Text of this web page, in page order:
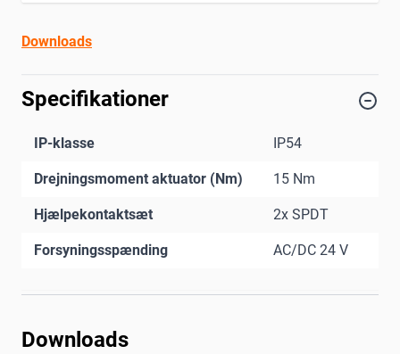
Downloads
Specifikationer
IP-klasse IP54
Drejningsmoment aktuator (Nm) 15 Nm
Hjælpekontaktsæt 2x SPDT
Forsyningsspænding AC/DC 24 V
Downloads